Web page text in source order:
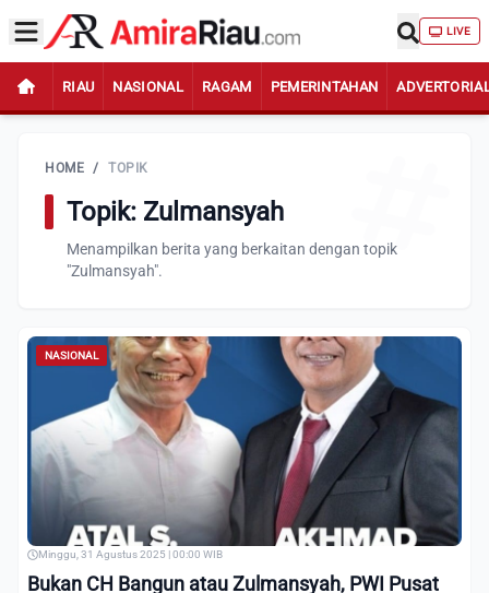
LIVE
RIAU NASIONAL RAGAM PEMERINTAHAN
HOME / TOPIK
Topik: Zulmansyah
Menampilkan berita yang berkaitan dengan topik
"Zulmansyah".
NASIONAL
Minggu, 31 Agustus 2025 | 00:00 WIB
Bukan CH Bangun atau Zulmansyah, PWI Pusat